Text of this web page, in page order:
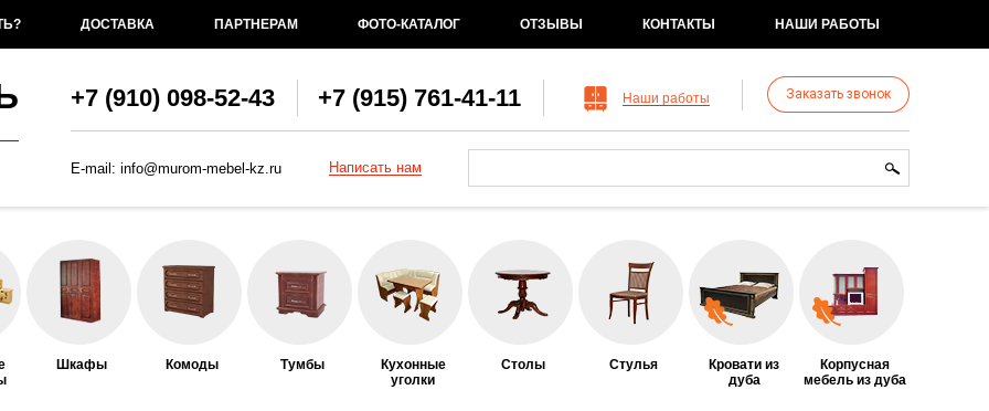
ДОСТАВКА ПАРТНЕРАМ ФОТО-КАТАЛОГ ОТЗЫВЫ КОНТАКТЫ НАШИ РАБОТЫ
+7 (910) 098-52-43 +7 (915) 761-41-11 Наши работы Заказать звонок
E-mail: info@murom-mebel-kz.ru Написать нам
Шкафы Комоды Тумбы
Кухонные
уголки
Столы Стулья
Кровати из
дуба
Корпусная
мебель из дуба